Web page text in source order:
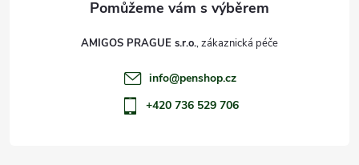
AMIGOS PRAGUE s.r.o.
info@penshop.cz
+420 736 529 706